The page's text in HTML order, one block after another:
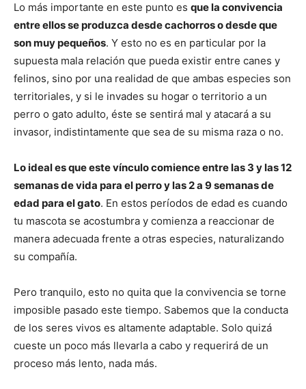
de
Cachorros
Lo más importante en este punto es que la convivencia
entre ellos se produzca desde cachorros o desde que
son muy pequeños. Y esto no es en particular por la
supuesta mala relación que pueda existir entre canes y
felinos, sino por una realidad de que ambas especies son
territoriales, y si le invades su hogar o territorio a un
perro o gato adulto, éste se sentirá mal y atacará a su
invasor, indistintamente que sea de su misma raza o no.
Lo ideal es que este vínculo comience entre las 3 y las 12
semanas de vida para el perro y las 2 a 9 semanas de
edad para el gato. En estos períodos de edad es cuando
tu mascota se acostumbra y comienza a reaccionar de
manera adecuada frente a otras especies, naturalizando
su compañía.
Pero tranquilo, esto no quita que la convivencia se torne
imposible pasado este tiempo. Sabemos que la conducta
de los seres vivos es altamente adaptable. Solo quizá
cueste un poco más llevarla a cabo y requerirá de un
proceso más lento, nada más.